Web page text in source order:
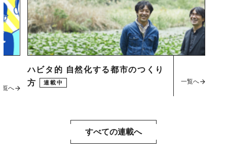
ハビタ的 自然化する都市のつくり
方
連載中
一覧へ
覧へ
すべての連載へ